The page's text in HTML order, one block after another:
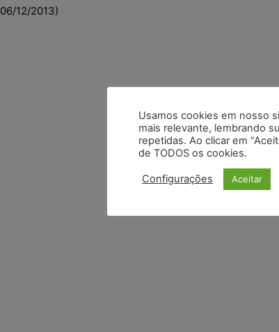
06/12/2013)
Usamos cookies em nosso
mais relevante, lembrando
repetidas. Ao clicar em
de TODOS os cookies.
Configurações Aceitar